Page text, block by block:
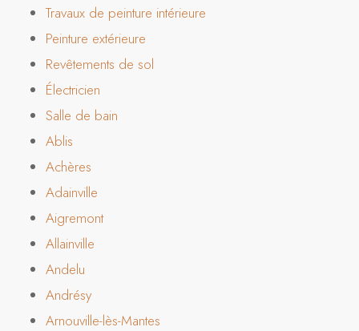
Travaux de peinture intérieure
Peinture extérieure
Revêtements de sol
Électricien
Salle de bain
Ablis
Achères
Adainville
Aigremont
Allainville
Andelu
Andrésy
Arnouville-lès-Mantes